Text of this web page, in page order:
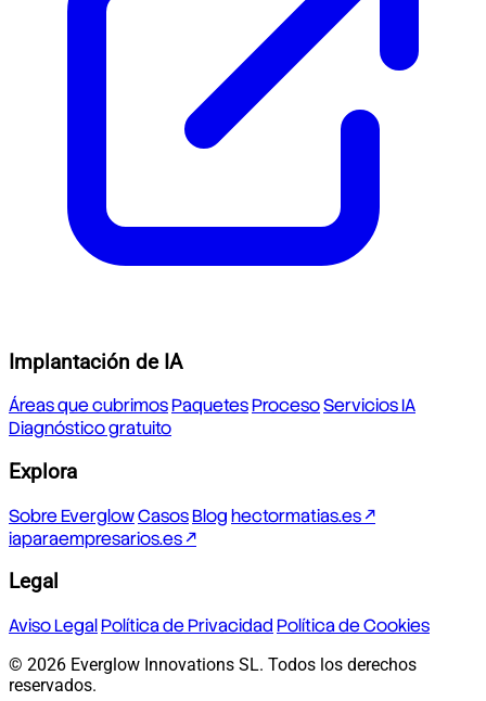
Implantación de IA
Áreas que cubrimosPaquetesProcesoServicios IA
Diagnóstico gratuito
Explora
Sobre EverglowCasosBloghectormatias.es ↗
iaparaempresarios.es ↗
Legal
Aviso LegalPolítica de PrivacidadPolítica de Cookies
© 2026 Everglow Innovations SL. Todos los derechos
reservados.